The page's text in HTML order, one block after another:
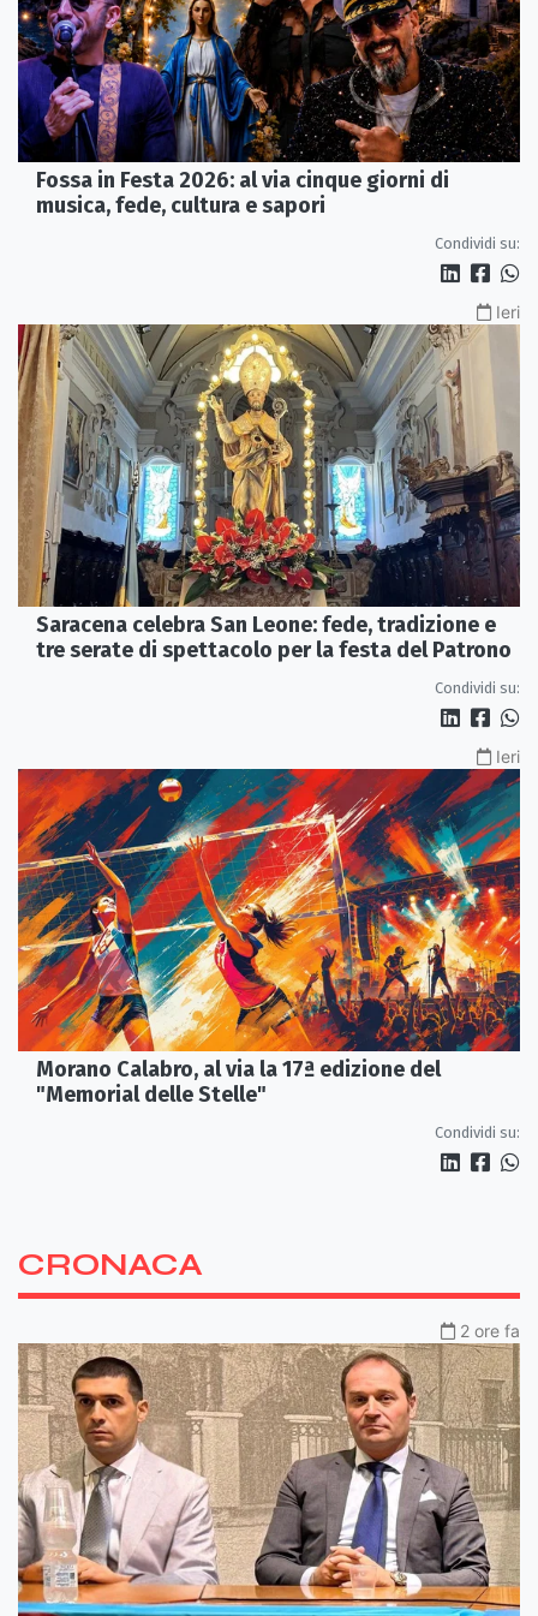
Fossa in Festa 2026: al via cinque giorni di
musica, fede, cultura e sapori
Condividi su:
Ieri
Saracena celebra San Leone: fede, tradizione e
tre serate di spettacolo per la festa del Patrono
Condividi su:
Ieri
Morano Calabro, al via la 17ª edizione del
"Memorial delle Stelle"
Condividi su:
CRONACA
2 ore fa